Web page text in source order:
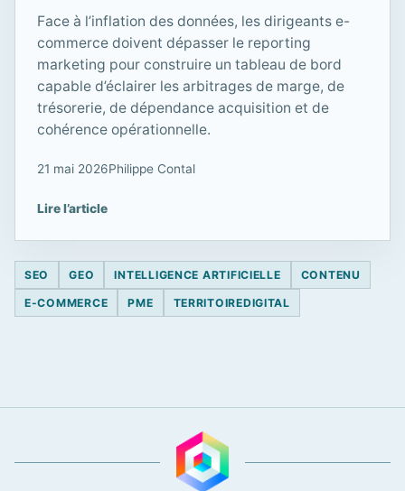
Face à l’inflation des données, les dirigeants e-
commerce doivent dépasser le reporting
marketing pour construire un tableau de bord
capable d’éclairer les arbitrages de marge, de
trésorerie, de dépendance acquisition et de
cohérence opérationnelle.
21 mai 2026Philippe Contal
Lire l’article
SEO GEO INTELLIGENCE ARTIFICIELLE CONTENU
E-COMMERCE PME TERRITOIREDIGITAL